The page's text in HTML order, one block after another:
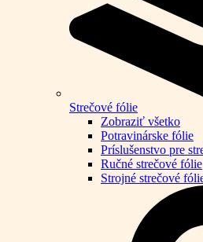
Strečové fólie
Zobraziť všetko
Potravinárske fólie
Príslušenstvo pre
Ručné strečové fólie
Strojné strečové